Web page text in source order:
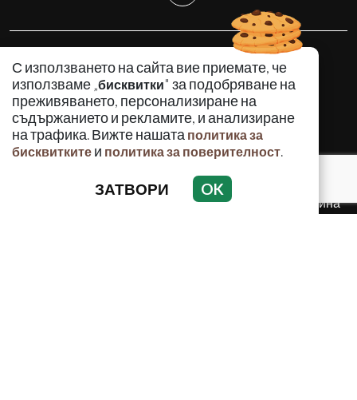
С използването на сайта вие приемате, че
използваме „бисквитки" за подобряване на
преживяването, персонализиране на
съдържанието и рекламите, и анализиране
на трафика. Вижте нашата политика за
бисквитките и политика за поверителност.
ЗАТВОРИ OK
КРИМИНАЛНО
ИНЦИДЕНТИ
АНАЛИЗИ
ПО СВЕТА
ВОДЕЩИ ТЕМИ
Използването и публикуването на част или цялото
съдържание на Crimes.BG без разрешение на Медийна